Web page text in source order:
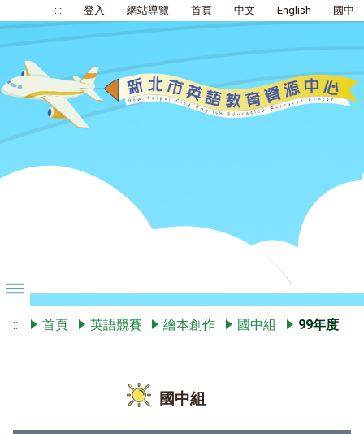
::: 登入 網站導覽 首頁 中文 English 國中
::: 首頁 英語競賽 繪本創作 國中組 99年度
國中組